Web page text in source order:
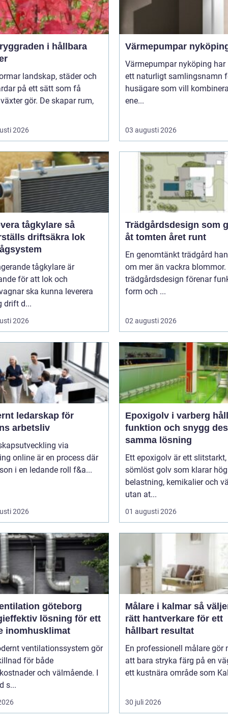
landskap, städer och
på ett sätt som få
gör. De skapar rum,
2026
Värmepumpar
Värmepumpar nyköping
ett naturligt samlingsnamn
husägare som vill
ene...
03 augusti 2026
tågkylare så
driftsäkra lok
tågkylare är
för att lok och
ska kunna leverera
drift d...
2026
Trädgårdsdesign som
åt tomten året runt
En genomtänkt trädgård
om mer än vackra blommor.
trädgårdsdesign förenar
form och ...
02 augusti 2026
ledarskap för
arbetsliv
via
online är en process där
i en ledande roll f&a...
2026
Epoxigolv i varberg hållbar
funktion och snygg
samma lösning
Ett epoxigolv är ett slitstarkt,
sömlöst golv som klarar hög
belastning, kemikalier och
utan at...
01 augusti 2026
göteborg
lösning för ett
inomhusklimat
ventilationssystem gör
för både
och välmående. I
s...
Målare i kalmar så väljer du
rätt hantverkare för ett
hållbart resultat
En professionell målare gör
att bara stryka färg på en
ett kustnära område som
30 juli 2026